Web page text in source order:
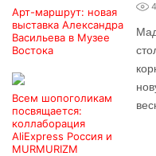
Арт-маршрут: новая
выставка Александра
Васильева в Музее
Востока
Всем шопоголикам
посвящается:
коллаборация
AliExpress Россия и
MURMURIZM